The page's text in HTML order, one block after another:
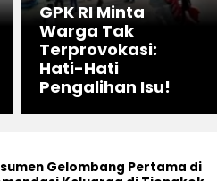
GPK RI Minta
Warga Tak
Terprovokasi:
Hati-Hati
Pengalihan Isu!
Gelombang Pertama di